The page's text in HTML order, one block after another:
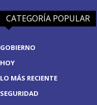
CATEGORÍA POPULAR
GOBIERNO
HOY
LO MÁS RECIENTE
SEGURIDAD